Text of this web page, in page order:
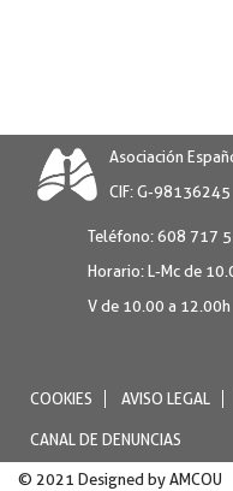
Asociación
CIF: G-98136245
Teléfono: 608 717
Horario: L-Mc de
V de 10.00 a 12.00h
COOKIES AVISO LEGAL
CANAL DE DENUNCIAS
© 2021 Designed by AMCOU